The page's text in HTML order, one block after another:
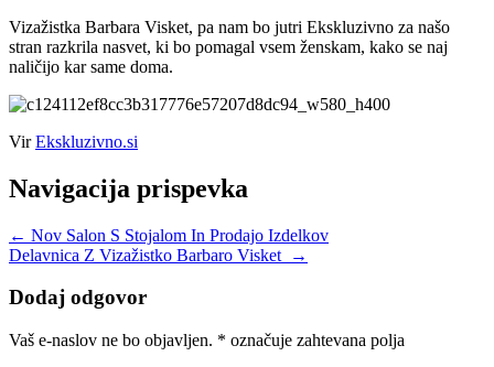
Vizažistka Barbara Visket, pa nam bo jutri Ekskluzivno za našo
stran razkrila nasvet, ki bo pomagal vsem ženskam, kako se naj
naličijo kar same doma.
VirEkskluzivno.si
Navigacija prispevka
← Nov Salon S Stojalom In Prodajo Izdelkov
Delavnica Z Vizažistko Barbaro Visket
→
Dodaj odgovor
Vaš e-naslov ne bo objavljen. * označuje zahtevana polja